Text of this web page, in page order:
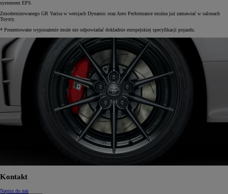
systemem EPS.
Zmodernizowanego GR Yarisa w wersjach Dynamic oraz Aero Performance można już zamawiać w salonach
Toyoty.
* Prezentowane wyposażenie może nie odpowiadać dokładnie europejskiej specyfikacji pojazdu.
Kontakt
Napisz do nas